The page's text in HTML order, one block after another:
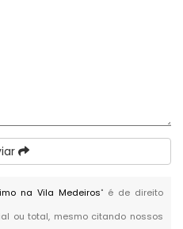
na Vila Medeiros" é de direito
ou total, mesmo citando nossos